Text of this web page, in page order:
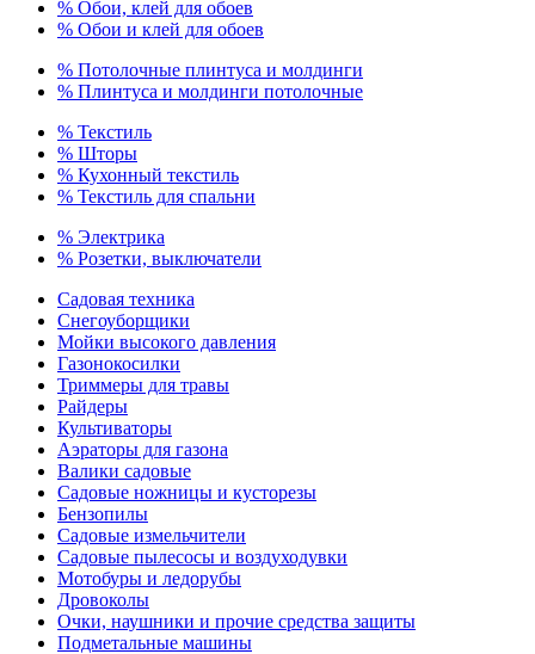
% Обои, клей для обоев
% Обои и клей для обоев
% Потолочные плинтуса и молдинги
% Плинтуса и молдинги потолочные
% Текстиль
% Шторы
% Кухонный текстиль
% Текстиль для спальни
% Электрика
% Розетки, выключатели
Садовая техника
Снегоуборщики
Мойки высокого давления
Газонокосилки
Триммеры для травы
Райдеры
Культиваторы
Аэраторы для газона
Валики садовые
Садовые ножницы и кусторезы
Бензопилы
Садовые измельчители
Садовые пылесосы и воздуходувки
Мотобуры и ледорубы
Дровоколы
Очки, наушники и прочие средства защиты
Подметальные машины